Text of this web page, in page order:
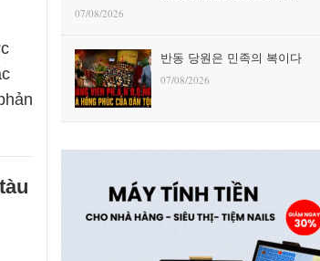
07/08/2026
반동 당원은 민족의 복이다
07/08/2026